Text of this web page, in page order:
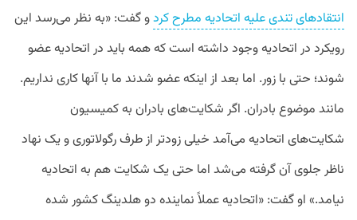
انتقادهای تندی علیه اتحادیه مطرح کردو گفت: «به نظر می‌رسد این
رویکرد در اتحادیه وجود داشته است که همه باید در اتحادیه عضو
شوند؛ حتی با زور. اما بعد از اینکه عضو شدند ما با آنها کاری نداریم.
مانند موضوع بادران. اگر شکایت‌های بادران به کمیسیون
شکایت‌های اتحادیه می‌آمد خیلی زودتر از طرف رگولاتوری و یک نهاد
ناظر جلوی آن گرفته می‌شد اما حتی یک شکایت هم به اتحادیه
نیامد.» او گفت: «اتحادیه عملاً نماینده دو هلدینگ کشور شده